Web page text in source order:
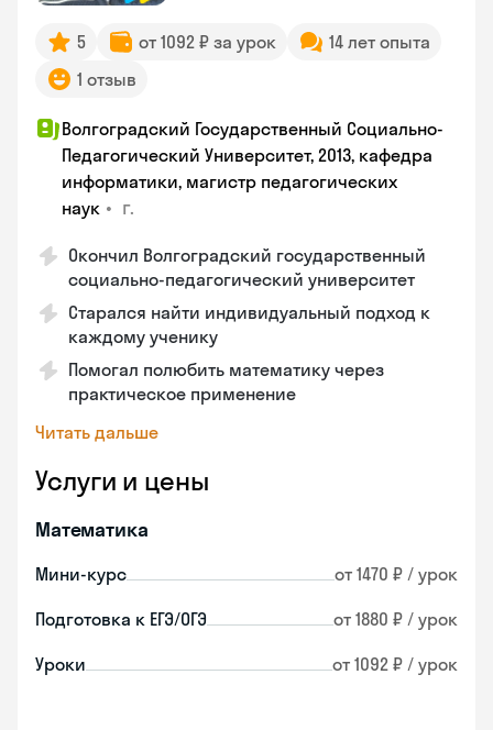
5 от 1092 ₽ за урок
14 лет опыта
1 отзыв
Волгоградский Государственный Социально-
Педагогический Университет, 2013, кафедра
информатики, магистр педагогических
наук • г.
Окончил Волгоградский государственный
социально-педагогический университет
Старался найти индивидуальный подход к
каждому ученику
Помогал полюбить математику через
практическое применение
Читать дальше
Услуги и цены
Математика
Мини-курс от 1470 ₽ / урок
Подготовка к ЕГЭ/ОГЭ от 1880 ₽ / урок
Уроки от 1092 ₽ / урок